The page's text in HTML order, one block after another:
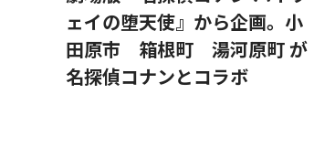
ェイの堕天使』から企画。小
田原市 箱根町 湯河原町 が
名探偵コナンとコラボ